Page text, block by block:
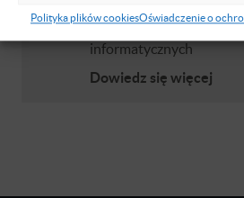
Polityka plików cookiesOświadczenie o
danych oraz podstaw
informatycznych
Dowiedz się więcej